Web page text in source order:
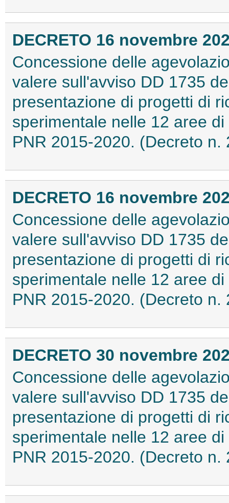
DECRETO 16 novembre
Concessione delle
valere sull'avviso DD 1735
presentazione di progetti di
sperimentale nelle 12 aree
PNR 2015-2020. (Decreto
DECRETO 16 novembre
Concessione delle
valere sull'avviso DD 1735
presentazione di progetti di
sperimentale nelle 12 aree
PNR 2015-2020. (Decreto
DECRETO 30 novembre
Concessione delle
valere sull'avviso DD 1735
presentazione di progetti di
sperimentale nelle 12 aree
PNR 2015-2020. (Decreto